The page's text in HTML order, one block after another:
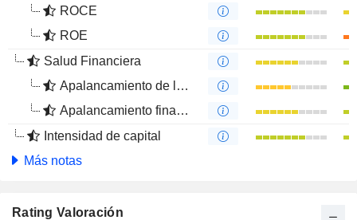
ROCE
ROE
Salud Financiera
Apalancamiento de la deuda
Apalancamiento financiero
Intensidad de capital
Más notas
Rating Valoración